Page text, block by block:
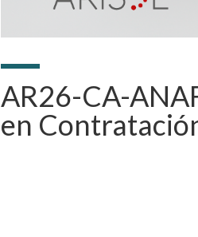
AR26-CA-
en